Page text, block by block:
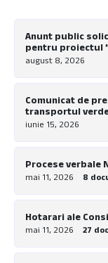
Anunt public
pentru proiectul
tabara de copii
august 8, 2026
Comunicat de
transportul
pentru biciclete la
iunie 15, 2026
Procese verbale
mai 11, 2026 8
Hotarari ale
mai 11, 2026 27